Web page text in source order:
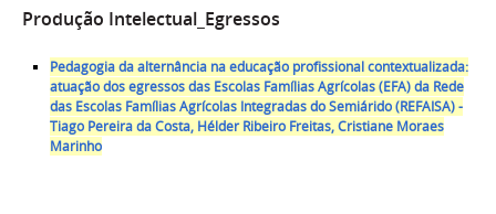
Produção Intelectual_Egressos
Pedagogia da alternância na educação profissional contextualizada:
atuação dos egressos das Escolas Famílias Agrícolas (EFA) da Rede
das Escolas Famílias Agrícolas Integradas do Semiárido (REFAISA) -
Tiago Pereira da Costa, Hélder Ribeiro Freitas, Cristiane Moraes
Marinho